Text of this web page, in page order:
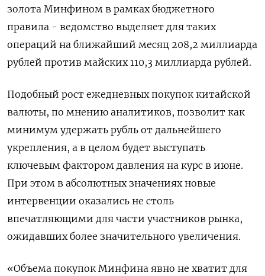
золота Минфином в рамках бюджетного
правила - ведомство выделяет для таких
операций на ближайший месяц 208,2 миллиарда
рублей против майских 110,3 миллиарда рублей.
Подобный рост ​ежедневных покупок китайской
валюты, по мнению аналитиков, ​позволит как
минимум удержать ‌рубль от дальнейшего
укрепления, а в целом будет выступать
ключевым фактором давления на курс в июне.
При этом в абсолютных ​значениях новые
интервенции оказались не столь
впечатляющими для части участников рынка,
ожидавших более значительного увеличения.
«Объема покупок Минфина явно не хватит для